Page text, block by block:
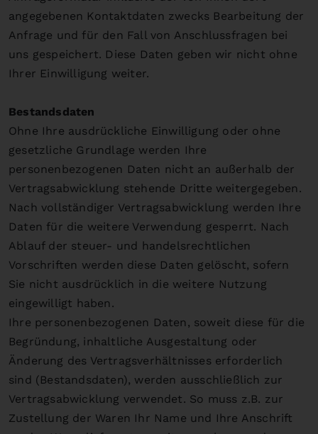
angegebenen Kontaktdaten zwecks Bearbeitung der
Anfrage und für den Fall von Anschlussfragen bei
uns gespeichert. Diese Daten geben wir nicht ohne
Ihrer Einwilligung weiter.
Bestandsdaten
Ohne Ihre ausdrückliche Einwilligung oder ohne
gesetzliche Grundlage werden Ihre
personenbezogenen Daten nicht an außerhalb der
Vertragsabwicklung stehende Dritte weitergegeben.
Nach vollständiger Vertragsabwicklung werden Ihre
Daten für die weitere Verwendung gesperrt. Nach
Ablauf der steuer- und handelsrechtlichen
Vorschriften werden diese Daten gelöscht, sofern
Sie nicht ausdrücklich in die weitere Nutzung
eingewilligt haben.
Ihre personenbezogenen Daten, soweit diese für die
Begründung, inhaltliche Ausgestaltung oder
Änderung des Vertragsverhältnisses erforderlich
sind (Bestandsdaten), werden ausschließlich zur
Vertragsabwicklung verwendet. So muss z.B. zur
Zustellung der Waren Ihr Name und Ihre Anschrift